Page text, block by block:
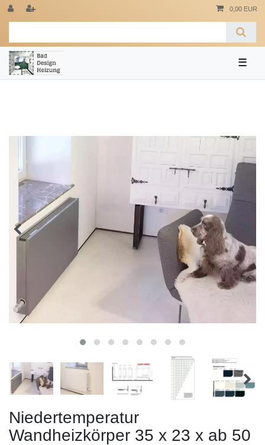
0,00 EUR
☰
Niedertemperatur
Wandheizkörper 35 x 23 x ab 50